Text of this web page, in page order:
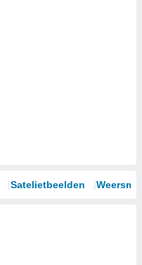
Satelietbeelden